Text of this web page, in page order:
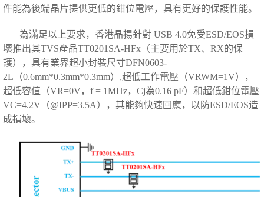
件能為後端晶片提供更低的鉗位電壓，具有更好的保護性能。
為滿足以上要求，香港晶揚針對 USB 4.0免受ESD/EOS損
壞推出其TVS產品TT0201SA-HFx（主要用於TX、RX的保
護），具有業界超小封裝尺寸DFN0603-
2L（0.6mm*0.3mm*0.3mm）,超低工作電壓（VRWM=1V），
超低容值（VR=0V，f = 1MHz，Cj為0.16 pF）和超低鉗位電壓
VC=4.2V（@IPP=3.5A），其能夠快速回應，以防ESD/EOS造
成損壞。